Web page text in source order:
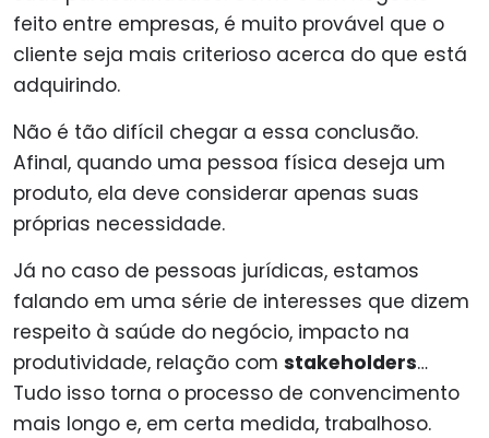
feito entre empresas, é muito provável que o
cliente seja mais criterioso acerca do que está
adquirindo.
Não é tão difícil chegar a essa conclusão.
Afinal, quando uma pessoa física deseja um
produto, ela deve considerar apenas suas
próprias necessidade.
Já no caso de pessoas jurídicas, estamos
falando em uma série de interesses que dizem
respeito à saúde do negócio, impacto na
produtividade, relação com stakeholders…
Tudo isso torna o processo de convencimento
mais longo e, em certa medida, trabalhoso.